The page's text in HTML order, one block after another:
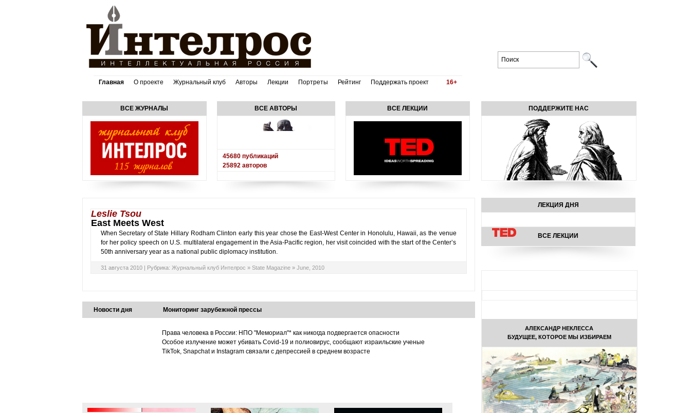
Главная О проекте Журнальный клуб Авторы Лекции Портреты Рейтинг Поддержать проект 16+
ВСЕ ЖУРНАЛЫ ВСЕ АВТОРЫ
45680публикаций
25892авторов
ВСЕ ЛЕКЦИИ
Leslie Tsou
East Meets West
When Secretary of State Hillary Rodham Clinton early this year chose the East-West Center in Honolulu, Hawaii, as the venue
for her policy speech on U.S. multilateral engagement in the Asia-Pacific region, her visit coincided with the start of the Center’s
50th anniversary year as a national public diplomacy institution.
31 августа 2010 | Рубрика: Журнальный клуб Интелрос » State Magazine» June, 2010
Новости дня Мониторинг зарубежной прессы
Права человека в России: НПО "Мемориал"* как никогда подвергается опасности
Особое излучение может убивать Covid-19 и полиовирус, сообщают израильские ученые
TikTok, Snapchat и Instagram связали с депрессией в среднем возрасте
ПОДДЕРЖИТЕ НАС
ЛЕКЦИЯ ДНЯ
ВСЕ ЛЕКЦИИ
АЛЕКСАНДР НЕКЛЕССА
БУДУЩЕЕ, КОТОРОЕ МЫ ИЗБИРАЕМ